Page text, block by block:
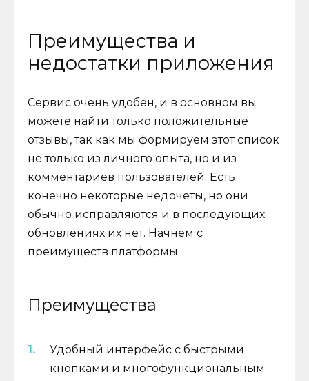
Преимущества и
недостатки приложения
Сервис очень удобен, и в основном вы
можете найти только положительные
отзывы, так как мы формируем этот список
не только из личного опыта, но и из
комментариев пользователей. Есть
конечно некоторые недочеты, но они
обычно исправляются и в последующих
обновлениях их нет. Начнем с
преимуществ платформы.
Преимущества
Удобный интерфейс с быстрыми
кнопками и многофункциональным